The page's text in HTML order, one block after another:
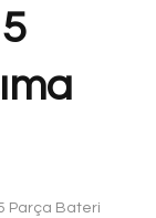
Parça Bateri